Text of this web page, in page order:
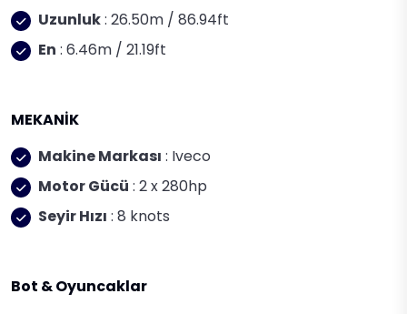
Uzunluk: 26.50m / 86.94ft
En : 6.46m / 21.19ft
MEKANİK
Makine Markası : Iveco
Motor Gücü : 2 x 280hp
Seyir Hızı : 8 knots
Bot & Oyuncaklar